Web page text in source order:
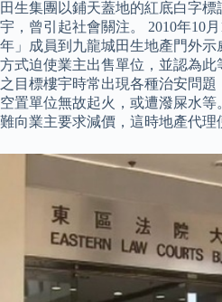
田生集團以鋪天蓋地的紅底白字
宇，曾引起社會關注。 2010年10
年」成員到九龍城田生地產門外
方式迫使業主出售單位，並認為此
之目標樓宇時常出現各種治安問
空置單位無故起火，或遭潑屎水
難向業主要求減價，這時地產代理